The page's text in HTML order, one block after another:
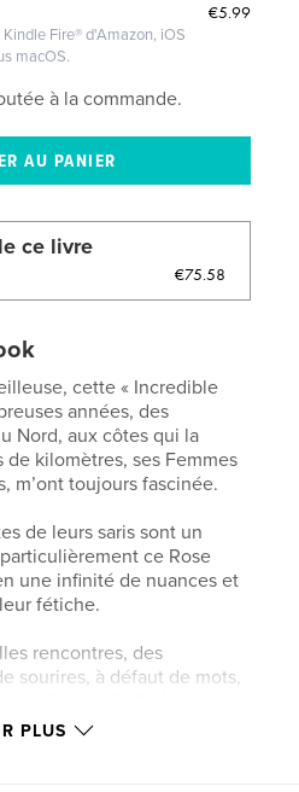
€5.99
Fire® d'Amazon, iOS
macOS.
à la commande.
ce livre
€75.58
cette « Incredible
années, des
Nord, aux côtes qui la
kilomètres, ses Femmes
m’ont toujours fascinée.
de leurs saris sont un
ce Rose
une infinité de nuances et
fétiche.
rencontres, des
sourires, à défaut de mots,
de la photographie.
PLUS